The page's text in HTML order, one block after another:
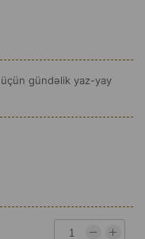
gündəlik yaz-yay